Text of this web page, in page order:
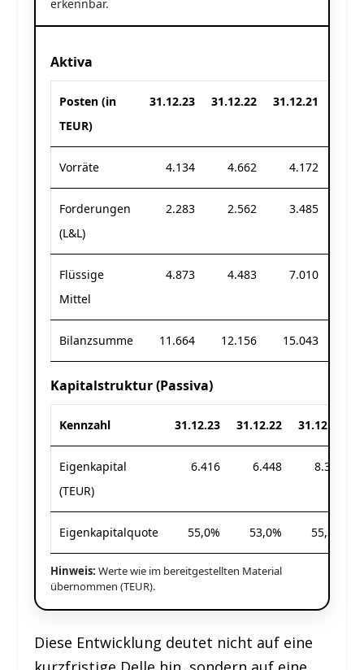
erkennbar.
Aktiva
Posten (in
TEUR)
31.12.23 31.12.22 31.12.21
Vorräte 4.134 4.662 4.172
Forderungen
(L&L)
2.283 2.562 3.485
Flüssige
Mittel
4.873 4.483 7.010
Bilanzsumme 11.664 12.156 15.043
Kapitalstruktur (Passiva)
Kennzahl 31.12.23 31.12.22 31.12.21
Eigenkapital
(TEUR)
6.416 6.448 8.313
Eigenkapitalquote 55,0% 53,0% 55,3%
Hinweis: Werte wie im bereitgestellten Material
übernommen (TEUR).
Diese Entwicklung deutet nicht auf eine